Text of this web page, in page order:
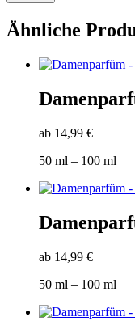
Ähnliche
ab 14,99 €
50 ml – 100 ml
ab 14,99 €
50 ml – 100 ml